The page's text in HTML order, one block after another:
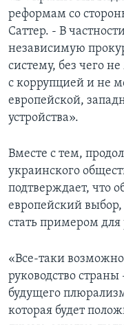
реформам со
Саттер. - В
независимую
систему, без чего
с коррупцией и не
европейской,
устройства».
Вместе с тем,
украинского
подтверждает, что
европейский
стать примером для
«Все-таки
руководство
будущего
которая будет